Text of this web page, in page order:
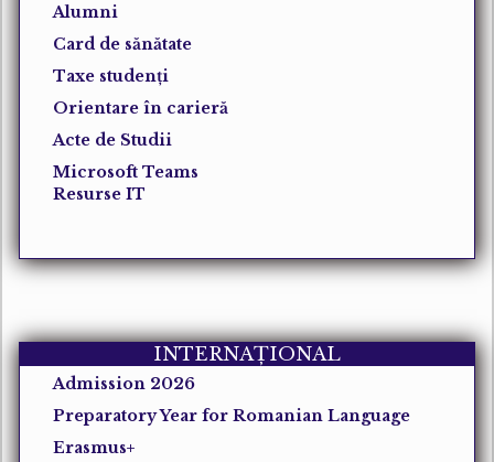
Alumni
Card de sănătate
Taxe studenți
Orientare în carieră
Acte de Studii
Microsoft Teams
Resurse IT
INTERNAȚIONAL
Admission 2026
Preparatory Year for Romanian Language
Erasmus+